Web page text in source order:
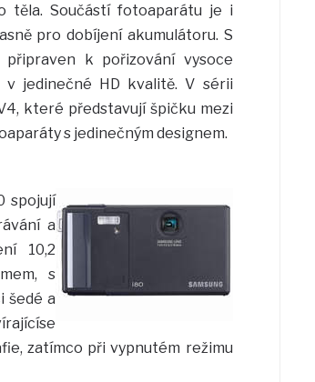
těla. Součástí fotoaparátu je i
pro dobíjení akumulátoru. S
k pořizování vysoce
jedinečné HD kvalitě. V sérii
které představují špičku mezi
s jedinečným designem.
spojují
a
10,2
s
šedé a
zatímco při vypnutém režimu